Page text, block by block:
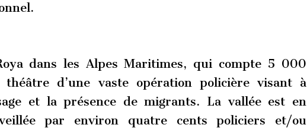
dans les Alpes Maritimes, qui compte 5 000
d’une vaste opération policière visant à
et la présence de migrants. La vallée est en
par environ quatre cents policiers et/ou